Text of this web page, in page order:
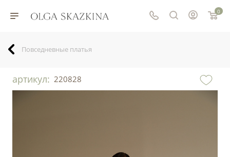
0
Повседневные платья
артикул: 220828